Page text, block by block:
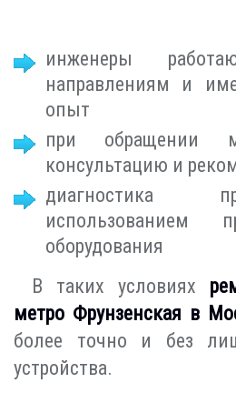
инженеры
направлениям и
опыт
при обращении
консультацию и
диагностика
использованием
оборудования
В таких условиях
метро Фрунзенская в
более точно и без
устройства.